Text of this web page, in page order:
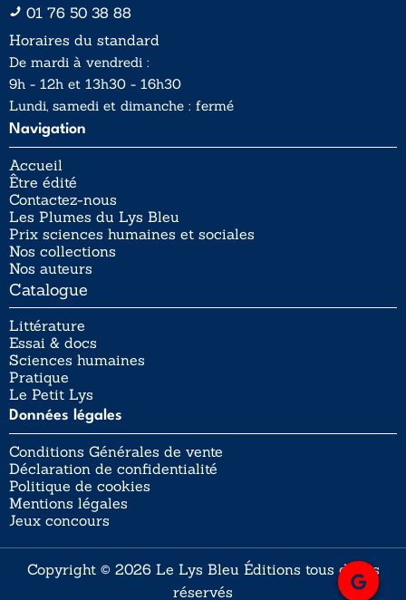
01 76 50 38 88
Horaires du standard
De mardi à vendredi :
9h - 12h et 13h30 - 16h30
Lundi, samedi et dimanche : fermé
Navigation
Accueil
Être édité
Contactez-nous
Les Plumes du Lys Bleu
Prix sciences humaines et sociales
Nos collections
Nos auteurs
Catalogue
Littérature
Essai & docs
Sciences humaines
Pratique
Le Petit Lys
Données légales
Conditions Générales de vente
Déclaration de confidentialité
Politique de cookies
Mentions légales
Jeux concours
Copyright © 2026 Le Lys Bleu Éditions tous droits
réservés